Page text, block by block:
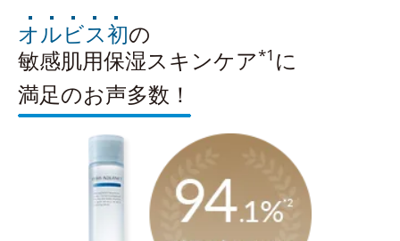
オルビス初の
敏感肌用保湿スキンケア*1 に
満足のお声多数！